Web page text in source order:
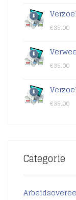
€35.00
€35.00
€35.00
Categorie